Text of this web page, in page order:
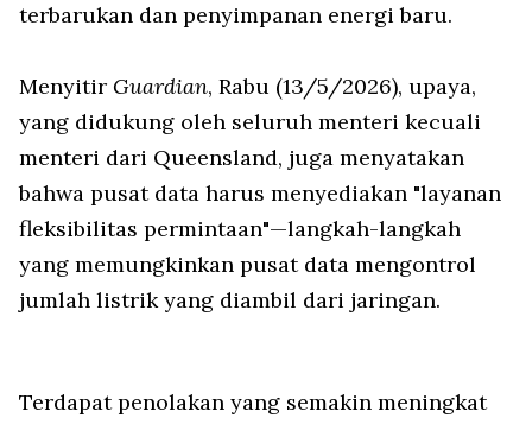
terbarukan dan penyimpanan energi baru.
Menyitir Guardian, Rabu (13/5/2026), upaya,
yang didukung oleh seluruh menteri kecuali
menteri dari Queensland, juga menyatakan
bahwa pusat data harus menyediakan "layanan
fleksibilitas permintaan"—langkah-langkah
yang memungkinkan pusat data mengontrol
jumlah listrik yang diambil dari jaringan.
Terdapat penolakan yang semakin meningkat